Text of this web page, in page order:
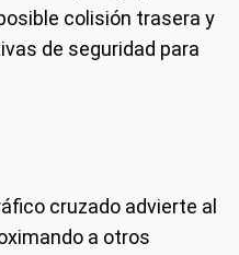
colisión trasera y
de seguridad para
cruzado advierte al
a otros